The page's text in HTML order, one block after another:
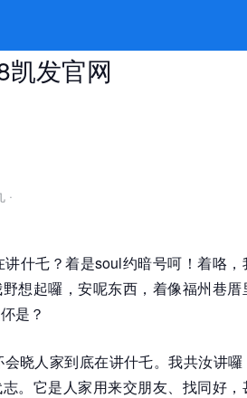
么，汝会晓无，没暗
凯发官网
·
什乇？着是soul约暗号呵！着咯
想起囉，安呢东西，着像福州巷
是？
晓人家到底在讲什乇。我共汝讲
。它是人家用来交朋友、找同好